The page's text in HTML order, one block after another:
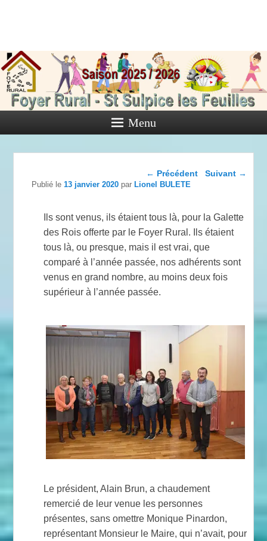
de Saint
Sulpice les
Feuilles
Activités diverses de l'Association
Menu
Navigation dans les
← Précédent Suivant →
Publié le13 janvier 2020 parLionel BULETE
Ils sont venus, ils étaient tous là, pour la Galette
des Rois offerte par le Foyer Rural. Ils étaient
tous là, ou presque, mais il est vrai, que
comparé à l’année passée, nos adhérents sont
venus en grand nombre, au moins deux fois
supérieur à l’année passée.
Le président, Alain Brun, a chaudement
remercié de leur venue les personnes
présentes, sans omettre Monique Pinardon,
représentant Monsieur le Maire, qui n’avait, pour